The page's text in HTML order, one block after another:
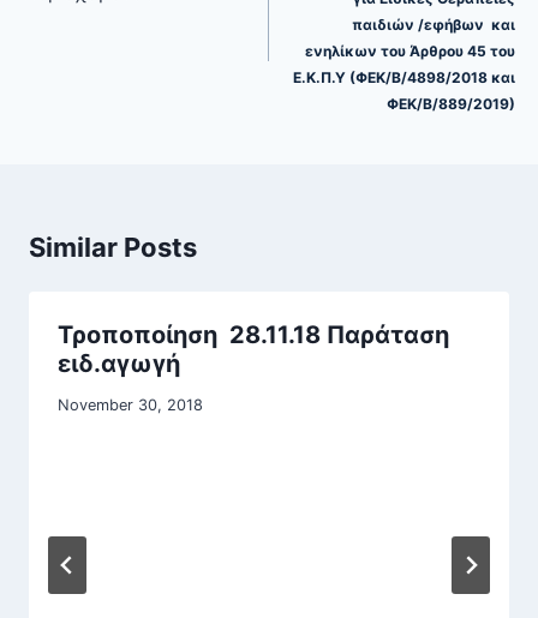
παιδιών /εφήβων και
ενηλίκων του Άρθρου 45 του
Ε.Κ.Π.Υ (ΦΕΚ/Β/4898/2018 και
ΦΕΚ/Β/889/2019)
Similar Posts
Τροποποίηση 28.11.18 Παράταση
ειδ.αγωγή
November 30, 2018